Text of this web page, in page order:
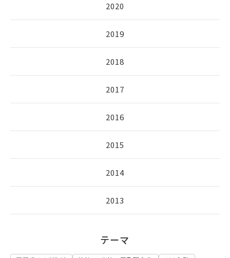
2020
2019
2018
2017
2016
2015
2014
2013
テーマ